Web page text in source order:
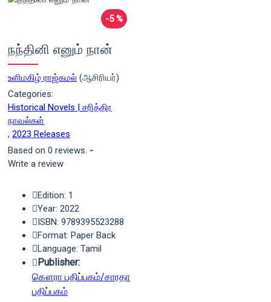
-5 %
நந்தினி எனும் நான்
உளிமகிழ் ராஜ்கமல் (ஆசிரியர்)
Categories:
Historical Novels | சரித்திர
நாவல்கள்
, 2023 Releases
Based on 0 reviews. -
Write a review
Edition: 1
Year: 2022
ISBN: 9789395523288
Format: Paper Back
Language: Tamil
Publisher:
கௌரா பதிப்பகம்/சாரதா
பதிப்பகம்